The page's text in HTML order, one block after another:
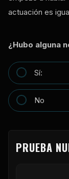
actuación es
¿Hubo alguna
Sí:
No
PRUEBA